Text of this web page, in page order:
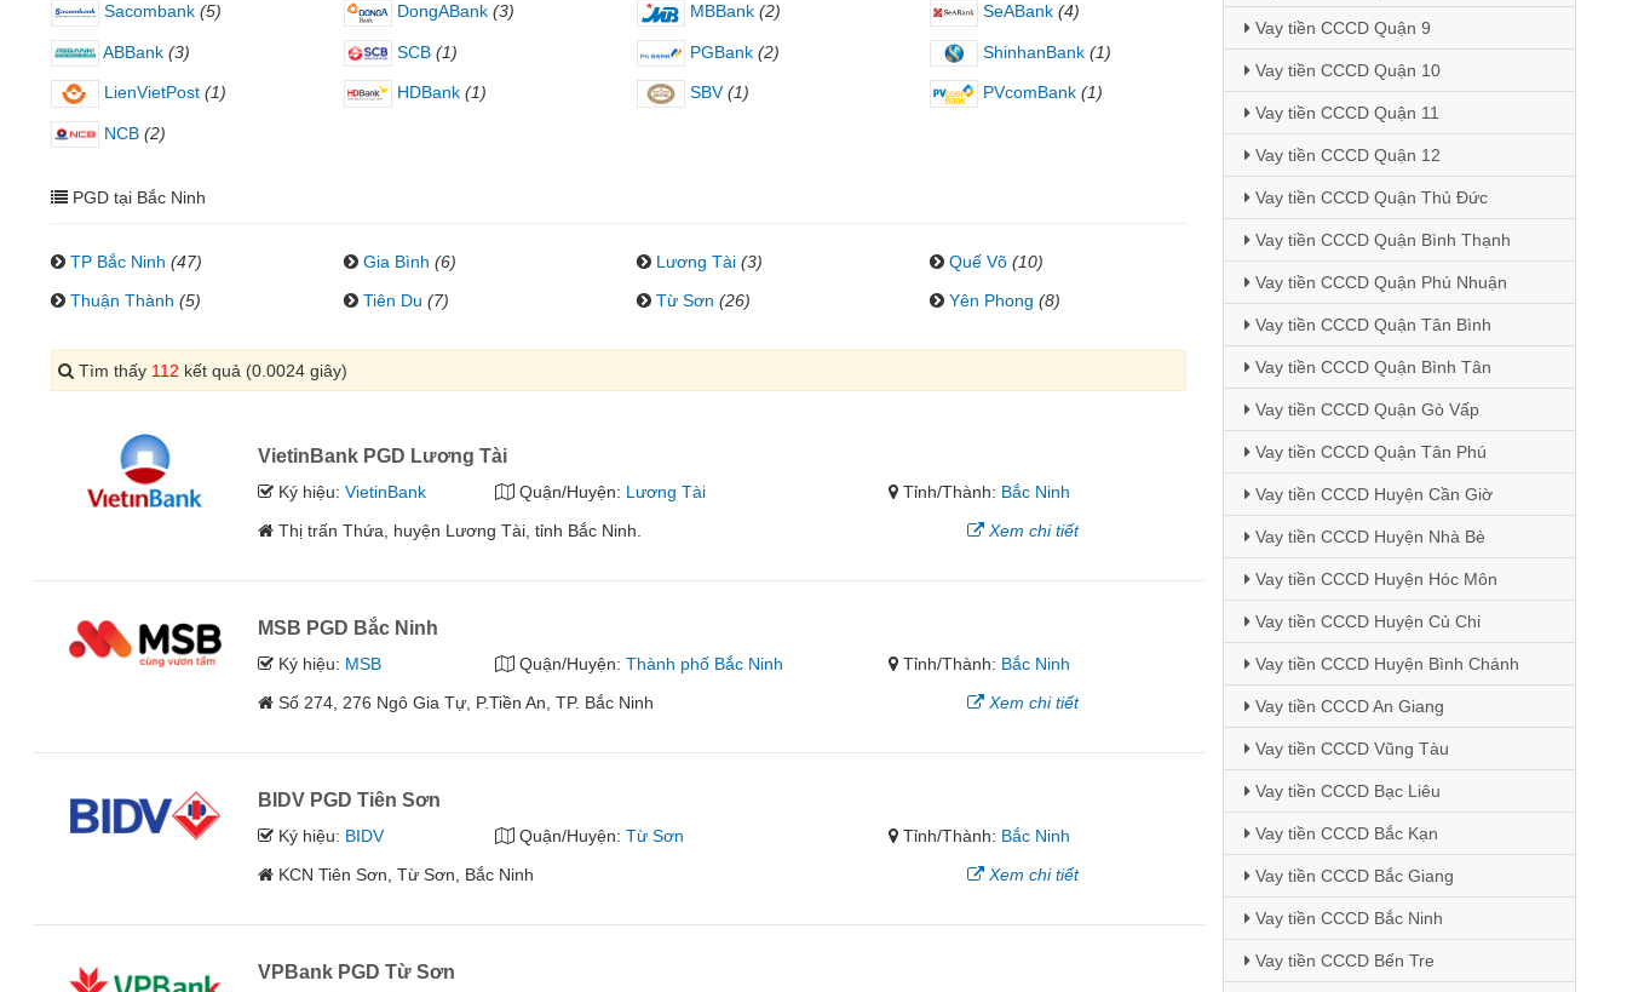
Sacombank (5) DongABank (3) MBBank (2) SeABank (4)
ABBank (3) SCB (1) PGBank (2) ShinhanBank (1)
LienVietPost (1) HDBank (1) SBV (1) PVcomBank (1)
NCB (2)
PGD tại Bắc Ninh
TP Bắc Ninh (47) Gia Bình (6) Lương Tài (3) Quế Võ (10)
Thuận Thành (5) Tiên Du (7) Từ Sơn (26) Yên Phong (8)
Tìm thấy 112 kết quả (0.0024 giây)
VietinBank PGD Lương Tài
Ký hiệu:VietinBank Quận/Huyện: Lương Tài Tỉnh/Thành: Bắc Ninh
Thị trấn Thứa, huyện Lương Tài, tỉnh Bắc Ninh.
Xem chi tiết
MSB PGD Bắc Ninh
Ký hiệu: MSB Quận/Huyện: Thành phố Bắc Ninh Tỉnh/Thành: Bắc Ninh
Số 274, 276 Ngô Gia Tự, P.Tiền An, TP. Bắc Ninh
Xem chi tiết
BIDV PGD Tiên Sơn
Ký hiệu: BIDV Quận/Huyện: Từ Sơn Tỉnh/Thành: Bắc Ninh
KCN Tiên Sơn, Từ Sơn, Bắc Ninh
Xem chi tiết
VPBank PGD Từ Sơn
Vay tiền CCCD Quận 9
Vay tiền CCCD Quận 10
Vay tiền CCCD Quận 11
Vay tiền CCCD Quận 12
Vay tiền CCCD Quận Thủ Đức
Vay tiền CCCD Quận Bình Thạnh
Vay tiền CCCD Quận Phú Nhuận
Vay tiền CCCD Quận Tân Bình
Vay tiền CCCD Quận Bình Tân
Vay tiền CCCD Quận Gò Vấp
Vay tiền CCCD Quận Tân Phú
Vay tiền CCCD Huyện Cần Giờ
Vay tiền CCCD Huyện Nhà Bè
Vay tiền CCCD Huyện Hóc Môn
Vay tiền CCCD Huyện Củ Chi
Vay tiền CCCD Huyện Bình Chánh
Vay tiền CCCD An Giang
Vay tiền CCCD Vũng Tàu
Vay tiền CCCD Bạc Liêu
Vay tiền CCCD Bắc Kạn
Vay tiền CCCD Bắc Giang
Vay tiền CCCD Bắc Ninh
Vay tiền CCCD Bến Tre